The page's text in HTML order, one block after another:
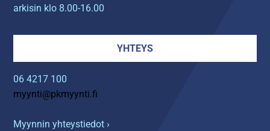
arkisin klo 8.00-16.00
YHTEYS
06 4217 100
myynti@pkmyynti.fi
Myynnin yhteystiedot ›